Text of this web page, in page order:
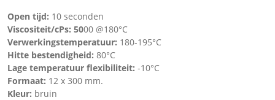
Open tijd: 10 seconden
Viscositeit/cPs: 5000 @180°C
Verwerkingstemperatuur: 180-195°C
Hitte bestendigheid: 80°C
Lage temperatuur flexibiliteit: -10°C
Formaat: 12 x 300 mm.
Kleur: bruin